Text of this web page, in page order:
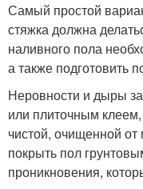
Самый простой
стяжка должна
наливного пола
а также подготовить
Неровности и дыры
или плиточным
чистой, очищенной
покрыть пол
проникновения,